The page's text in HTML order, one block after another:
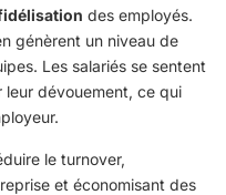
des employés.
génèrent un niveau de
Les salariés se sentent
leur dévouement, ce qui
le turnover,
et économisant des